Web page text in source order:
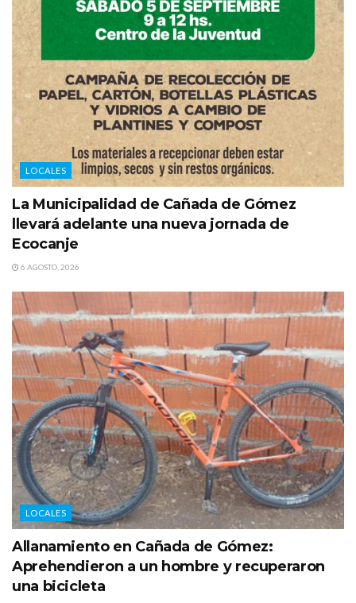
LOCALES
La Municipalidad de Cañada de Gómez
llevará adelante una nueva jornada de
Ecocanje
6 AGOSTO, 2026
LOCALES
Allanamiento en Cañada de Gómez:
Aprehendieron a un hombre y recuperaron
una bicicleta